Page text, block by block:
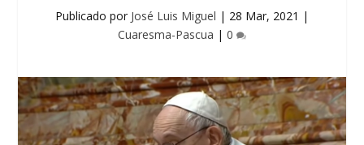
Publicado por José Luis Miguel | 28 Mar, 2021 |
Cuaresma-Pascua | 0